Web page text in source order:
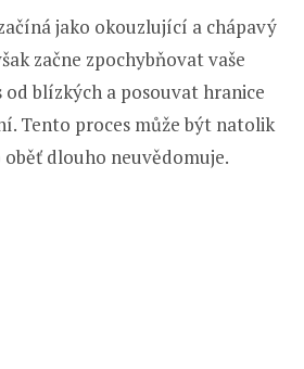
jako okouzlující a chápavý
začne zpochybňovat vaše
od blízkých a posouvat hranice
Tento proces může být natolik
oběť dlouho neuvědomuje.